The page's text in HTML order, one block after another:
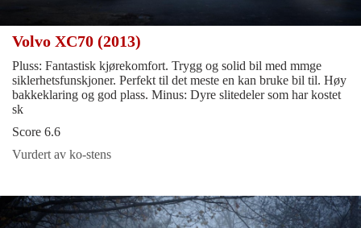
Volvo XC70 (2013)
Pluss: Fantastisk kjørekomfort. Trygg og solid bil med mmge
siklerhetsfunskjoner. Perfekt til det meste en kan bruke bil til. Høy
bakkeklaring og god plass. Minus: Dyre slitedeler som har kostet
sk
Score 6.6
Vurdert av ko-stens